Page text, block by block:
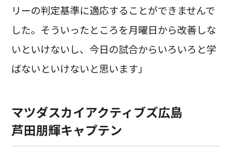
リーの判定基準に適応することができませんで
した。そういったところを月曜日から改善しな
いといけないし、今日の試合からいろいろと学
ばないといけないと思います」
マツダスカイアクティブズ広島
芦田朋輝キャプテン